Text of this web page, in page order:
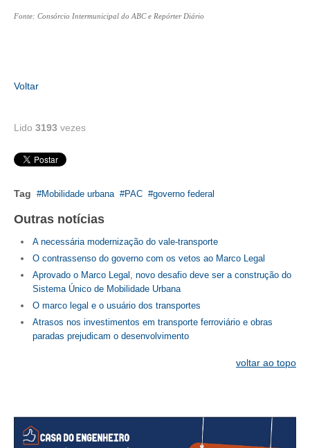
PALAVRA DO MURILO
AGENDA
NOTÍCIAS NO WHATSAPP
FOTOS
PUBLICAÇÕES
PUBLICIDADE
CONTATO
Fonte: Consórcio Intermunicipal do ABC e Repórter Diário
Voltar
Lido 3193 vezes
Tag Mobilidade urbana PAC governo federal
Outras notícias
A necessária modernização do vale-transporte
O contrassenso do governo com os vetos ao Marco Legal
Aprovado o Marco Legal, novo desafio deve ser a construção do
Sistema Único de Mobilidade Urbana
O marco legal e o usuário dos transportes
Atrasos nos investimentos em transporte ferroviário e obras
paradas prejudicam o desenvolvimento
voltar ao topo